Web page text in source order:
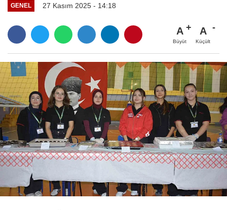
GENEL 27 Kasım 2025 - 14:18
A
Büyüt
A
Küçült